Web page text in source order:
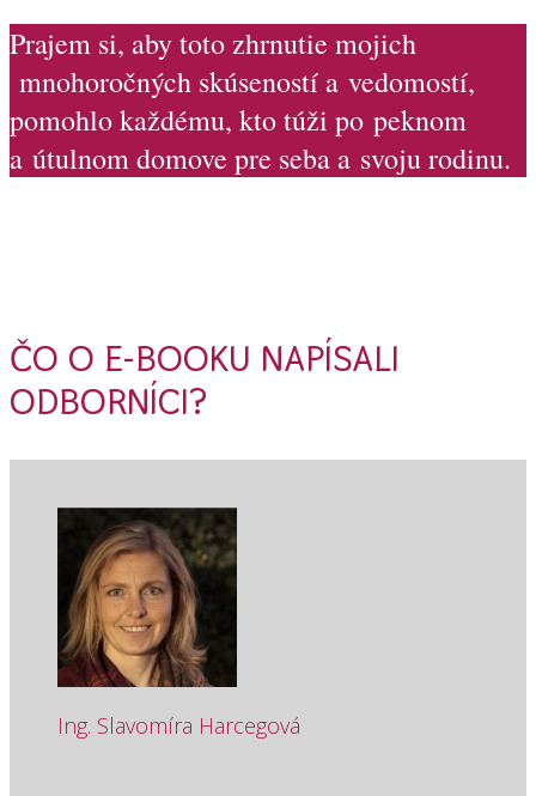
Prajem si, aby toto zhrnutie mojich
mnohoročných skúseností a vedomostí,
pomohlo každému, kto túži po peknom
a útulnom domove pre seba a svoju rodinu.
ČO O E-BOOKU NAPÍSALI
ODBORNÍCI?
Ing. Slavomíra Harcegová